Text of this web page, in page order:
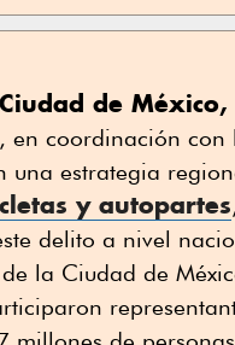
Ciudad de
, en coordinación con
una estrategia
y autopartes
delito a nivel
la Ciudad de